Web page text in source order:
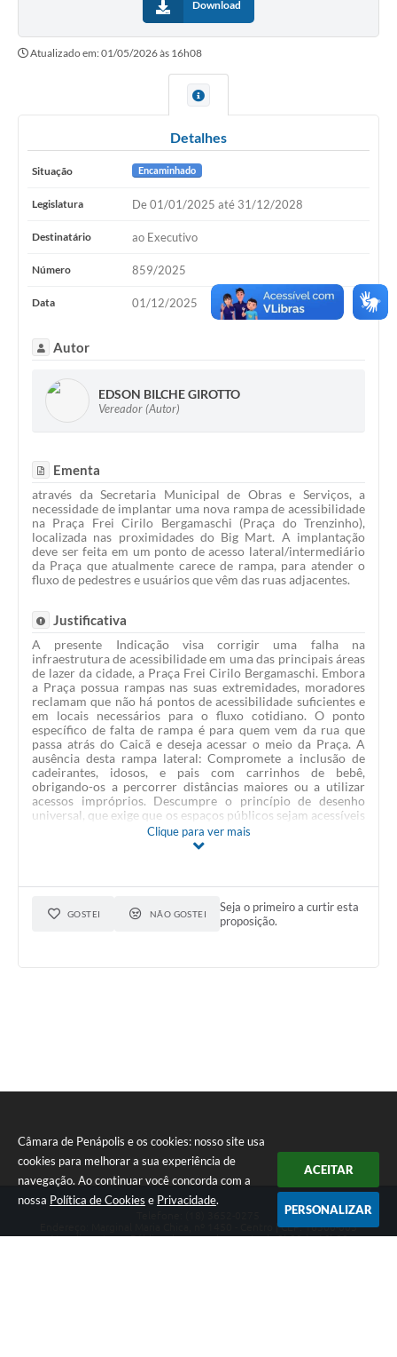
Câmara de Penápolis e os cookies: nosso site usa
cookies para melhorar a sua experiência de
navegação. Ao continuar você concorda com a
nossa Política de Cookies e Privacidade.
ACEITAR
PERSONALIZAR
Download
Atualizado em: 01/05/2026 às 16h08
Detalhes
Situação Encaminhado
Legislatura De 01/01/2025 até 31/12/2028
Destinatário ao Executivo
Número 859/2025
Data 01/12/2025
Autor
EDSON BILCHE GIROTTO
Vereador (Autor)
Ementa
através da Secretaria Municipal de Obras e Serviços, a
necessidade de implantar uma nova rampa de acessibilidade
na Praça Frei Cirilo Bergamaschi (Praça do Trenzinho),
localizada nas proximidades do Big Mart. A implantação
deve ser feita em um ponto de acesso lateral/intermediário
da Praça que atualmente carece de rampa, para atender o
fluxo de pedestres e usuários que vêm das ruas adjacentes.
Justificativa
A presente Indicação visa corrigir uma falha na
infraestrutura de acessibilidade em uma das principais áreas
de lazer da cidade, a Praça Frei Cirilo Bergamaschi. Embora
a Praça possua rampas nas suas extremidades, moradores
reclamam que não há pontos de acessibilidade suficientes e
em locais necessários para o fluxo cotidiano. O ponto
específico de falta de rampa é para quem vem da rua que
passa atrás do Caicã e deseja acessar o meio da Praça. A
ausência desta rampa lateral: Compromete a inclusão de
cadeirantes, idosos, e pais com carrinhos de bebê,
obrigando-os a percorrer distâncias maiores ou a utilizar
acessos impróprios. Descumpre o princípio de desenho
universal, que exige que os espaços públicos sejam acessíveis
a todas as pessoas, independentemente de sua condição de
mobilidade. A implantação desta rampa é um pequeno
utilizam o espaço.
Clique para ver mais
GOSTEI NÃO GOSTEI
Seja o primeiro a curtir esta
proposição.
Endereço: Marginal Maria Chica, nº 1450 - Centro | CEP: 16300-005
Atendimento ao Público de segunda a sexta da 8h00 às 16h00